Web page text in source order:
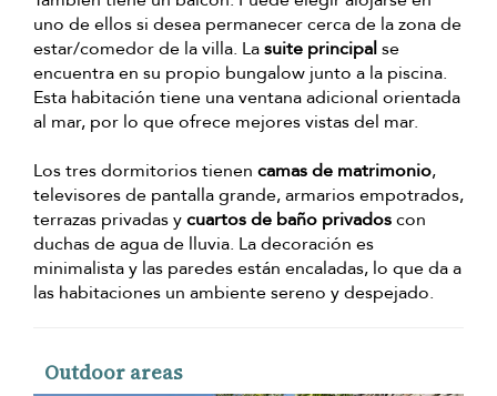
uno de ellos si desea permanecer cerca de la zona de
estar/comedor de la villa. Lasuite principalse
encuentra en su propio bungalow junto a la piscina.
Esta habitación tiene una ventana adicional orientada
al mar, por lo que ofrece mejores vistas del mar.
Los tres dormitorios tienen camas de matrimonio,
televisores de pantalla grande, armarios empotrados,
terrazas privadas ycuartos de baño privadoscon
duchas de agua de lluvia. La decoración es
minimalista y las paredes están encaladas, lo que da a
las habitaciones un ambiente sereno y despejado.
Outdoor areas